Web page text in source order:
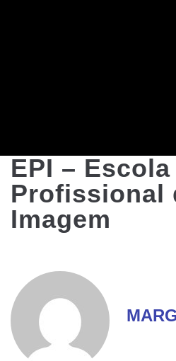
EPI – Escola
Profissional
Imagem